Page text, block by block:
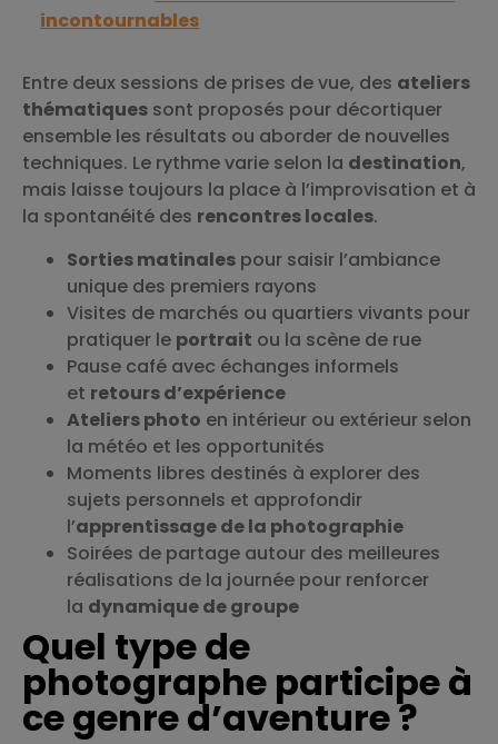
incontournables
Entre deux sessions de prises de vue, des ateliers
thématiques sont proposés pour décortiquer
ensemble les résultats ou aborder de nouvelles
techniques. Le rythme varie selon la destination,
mais laisse toujours la place à l’improvisation et à
la spontanéité des rencontres locales.
Sorties matinales pour saisir l’ambiance
unique des premiers rayons
Visites de marchés ou quartiers vivants pour
pratiquer le portrait ou la scène de rue
Pause café avec échanges informels
et retours d’expérience
Ateliers photo en intérieur ou extérieur selon
la météo et les opportunités
Moments libres destinés à explorer des
sujets personnels et approfondir
l’apprentissage de la photographie
Soirées de partage autour des meilleures
réalisations de la journée pour renforcer
la dynamique de groupe
Quel type de
photographe participe à
ce genre d’aventure ?